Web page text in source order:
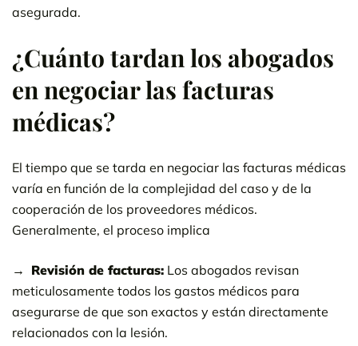
asegurada.
¿Cuánto tardan los abogados
en negociar las facturas
médicas?
El tiempo que se tarda en negociar las facturas médicas
varía en función de la complejidad del caso y de la
cooperación de los proveedores médicos.
Generalmente, el proceso implica
Revisión de facturas: Los abogados revisan
meticulosamente todos los gastos médicos para
asegurarse de que son exactos y están directamente
relacionados con la lesión.